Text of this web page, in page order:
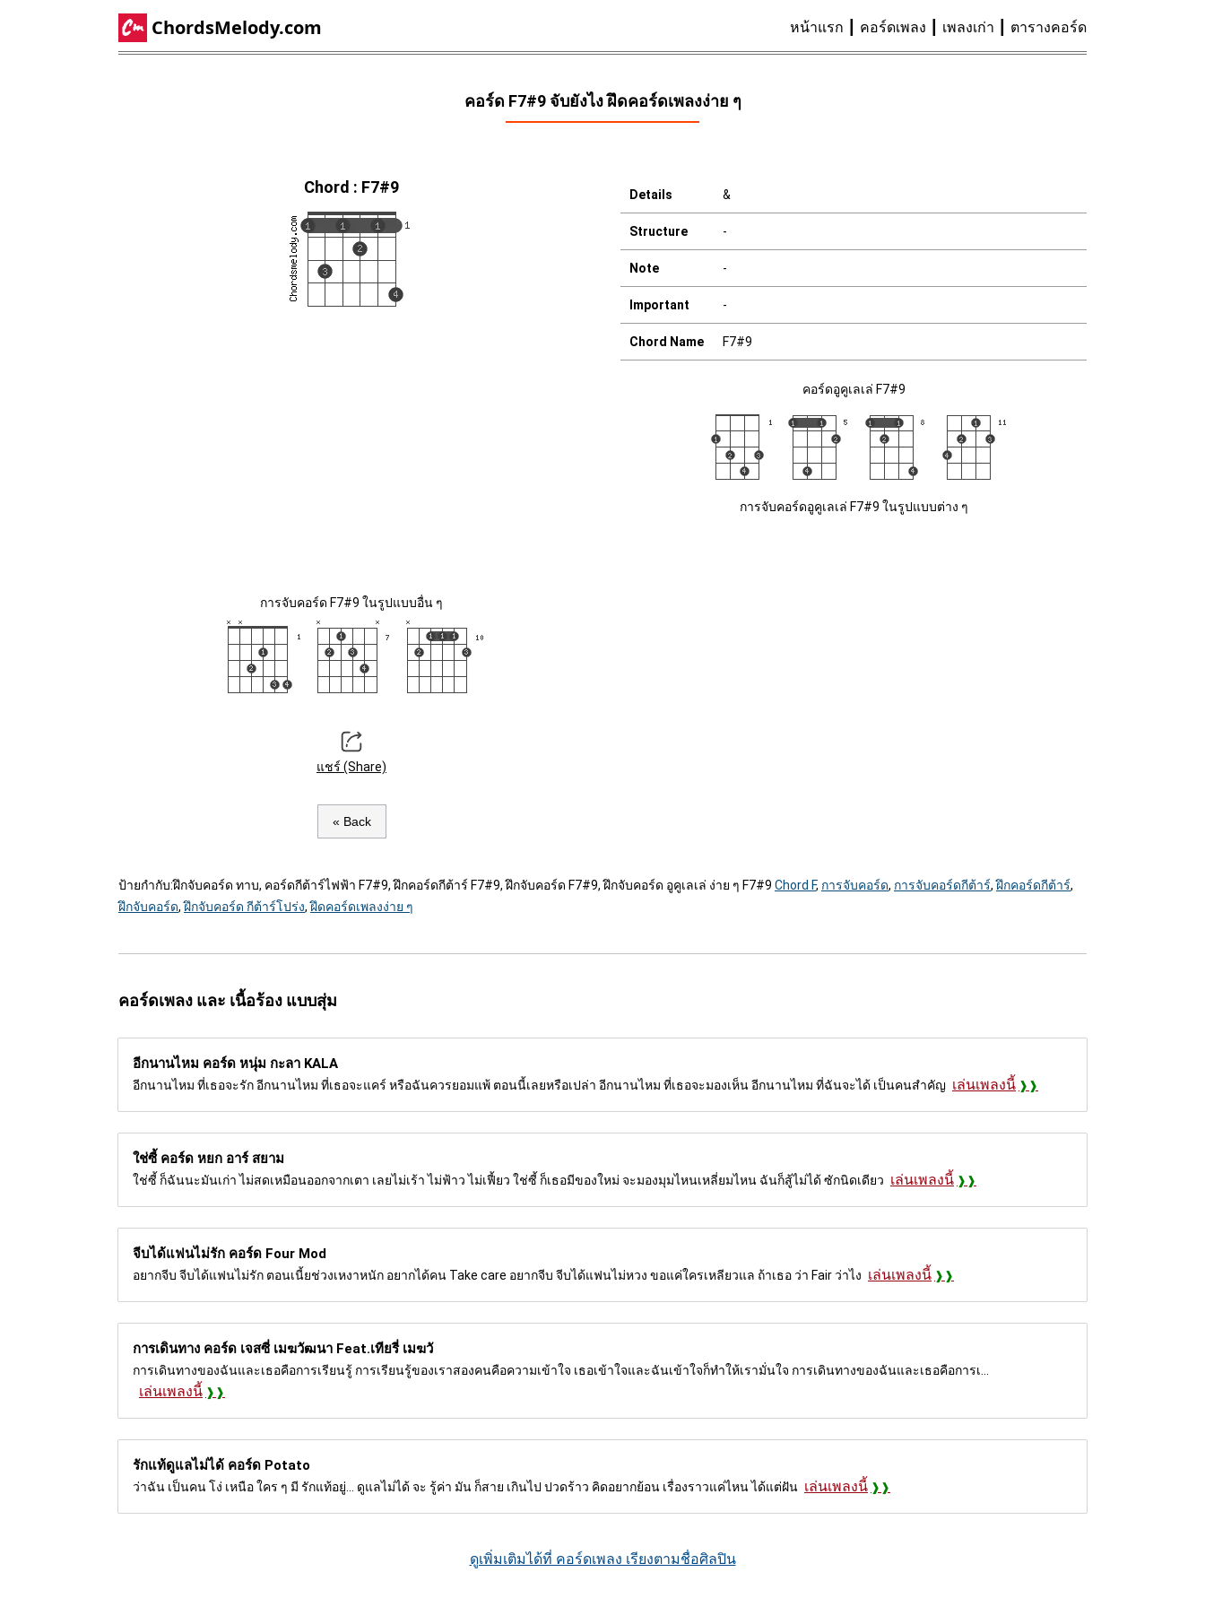
ChordsMelody.com หน้าแรก คอร์ดเพลง เพลงเก่า ตารางคอร์ด
คอร์ด F7#9 จับยังไง ฝึดคอร์ดเพลงง่าย ๆ
Chord : F7#9
การจับคอร์ด F7#9 ในรูปแบบอื่น ๆ
แชร์ (Share)
« Back
Details &
Structure -
Note -
Important -
Chord Name F7#9
คอร์ดอูคูเลเล่ F7#9
การจับคอร์ดอูคูเลเล่ F7#9 ในรูปแบบต่าง ๆ
ป้ายกำกับ:ฝึกจับคอร์ด ทาบ, คอร์ดกีต้าร์ไฟฟ้า F7#9, ฝึกคอร์ดกีต้าร์ F7#9, ฝึกจับคอร์ด F7#9, ฝึกจับคอร์ด อูคูเลเล่ ง่าย ๆ F7#9 Chord F, การจับคอร์ด, การจับคอร์ดกีต้าร์,ฝึกคอร์ดกีต้าร์,
ฝึกจับคอร์ด,ฝึกจับคอร์ด กีต้าร์โปร่ง,ฝึดคอร์ดเพลงง่าย ๆ
คอร์ดเพลง และ เนื้อร้อง แบบสุ่ม
อีกนานไหม คอร์ด หนุ่ม กะลา KALA
อีกนานไหม ที่เธอจะรัก อีกนานไหม ที่เธอจะแคร์ หรือฉันควรยอมแพ้ ตอนนี้เลยหรือเปล่า อีกนานไหม ที่เธอจะมองเห็น อีกนานไหม ที่ฉันจะได้ เป็นคนสำคัญ เล่นเพลงนี้
ใช่ซี้ คอร์ด หยก อาร์ สยาม
ใช่ซี้ ก็ฉันนะมันเก่า ไม่สดเหมือนออกจากเตา เลยไม่เร้า ไม่ฟ้าว ไม่เฟี้ยว ใช่ซี้ ก็เธอมีของใหม่ จะมองมุมไหนเหลี่ยมไหน ฉันก็สู้ไม่ได้ ซักนิดเดียว เล่นเพลงนี้
จีบได้แฟนไม่รัก คอร์ด Four Mod
อยากจีบ จีบได้แฟนไม่รัก ตอนเนี้ยช่วงเหงาหนัก อยากได้คน Take care อยากจีบ จีบได้แฟนไม่หวง ขอแค่ใครเหลียวแล ถ้าเธอ ว่า Fair ว่าไง เล่นเพลงนี้
การเดินทาง คอร์ด เจสซี่ เมฆวัฒนา Feat.เทียรี่ เมฆวั
การเดินทางของฉันและเธอคือการเรียนรู้ การเรียนรู้ของเราสองคนคือความเข้าใจ เธอเข้าใจและฉันเข้าใจก็ทำให้เรามั่นใจ การเดินทางของฉันและเธอคือการเ...
เล่นเพลงนี้
รักแท้ดูแลไม่ได้ คอร์ด Potato
ว่าฉัน เป็นคน โง่ เหนือ ใคร ๆ มี รักแท้อยู่... ดูแลไม่ได้ จะ รู้ค่า มัน ก็สาย เกินไป ปวดร้าว คิดอยากย้อน เรื่องราวแค่ไหน ได้แต่ฝัน เล่นเพลงนี้
ดูเพิ่มเติมได้ที่ คอร์ดเพลง เรียงตามชื่อศิลปิน